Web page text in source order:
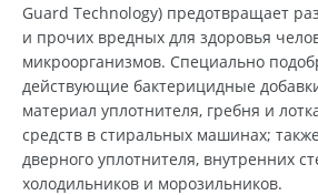
Guard Technology) предотвращает
и прочих вредных для здоровья
микроорганизмов. Специально
действующие бактерицидные
материал уплотнителя, гребня и
средств в стиральных машинах;
дверного уплотнителя, внутренних
холодильников и морозильников.